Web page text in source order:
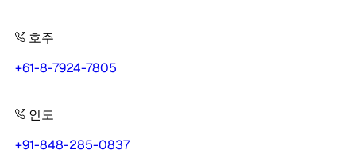
호주
+61-8-7924-7805
인도
+91-848-285-0837